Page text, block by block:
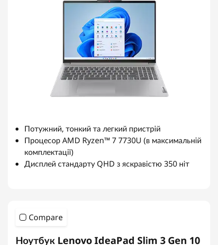
Потужний, тонкий та легкий пристрій
Процесор AMD Ryzen™ 7 7730U (в максимальній
комплектації)
Дисплей стандарту QHD з яскравістю 350 ніт
Compare
Ноутбук Lenovo IdeaPad Slim 3 Gen 10